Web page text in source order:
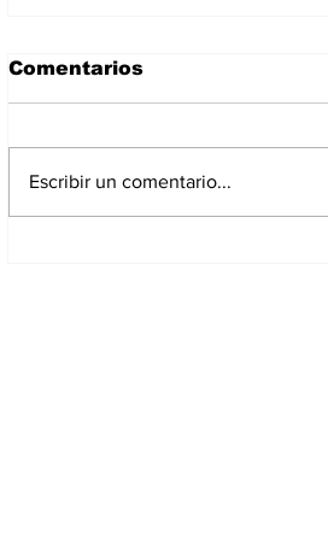
Comentarios
Escribir un comentario...